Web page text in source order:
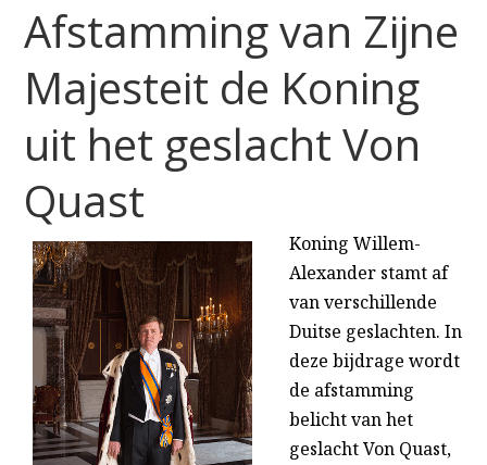
Afstamming van Zijne
Majesteit de Koning
uit het geslacht Von
Quast
Koning Willem-
Alexander stamt af
van verschillende
Duitse geslachten. In
deze bijdrage wordt
de afstamming
belicht van het
geslacht Von Quast,